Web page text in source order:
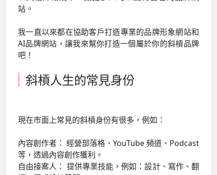
站。
我一直以來都在協助客戶打造專業的品牌形象網站和
AI品牌網站，讓我來幫你打造一個屬於你的斜槓品牌
吧！
斜槓人生的常見身份
現在市面上常見的斜槓身份有很多，例如：
內容創作者： 經營部落格、YouTube 頻道、Podcast
等，透過內容創作獲利。
自由接案人： 提供專業技能，例如：設計、寫作、翻